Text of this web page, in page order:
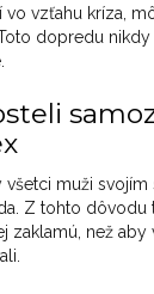
vo vzťahu kríza,
dopredu
všetci muži
Z tohto dôvodu
zaklamú, než